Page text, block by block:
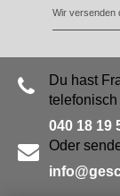
Wir versenden
Du hast
telefonisch
040 18 19
Oder